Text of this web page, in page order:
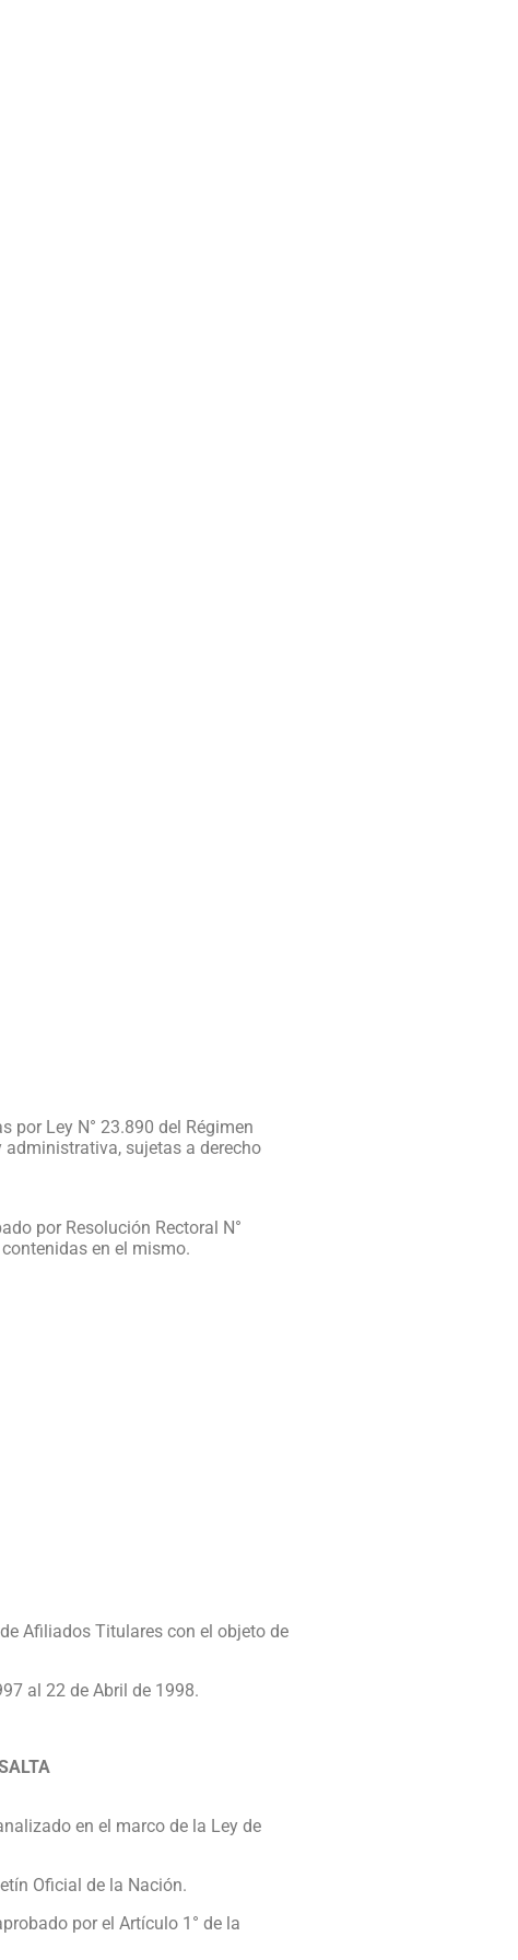
por Ley N° 23.890 del Régimen
sujetas a derecho
por Resolución Rectoral N°
en el mismo.
Afiliados Titulares con el objeto de
al 22 de Abril de 1998.
en el marco de la Ley de
Oficial de la Nación.
por el Artículo 1° de la